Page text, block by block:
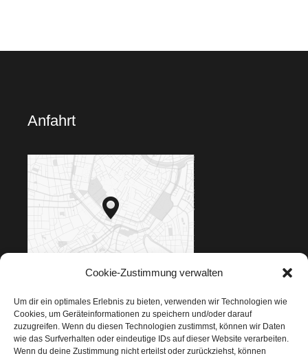
Cookie-Zustimmung verwalten
Um dir ein optimales Erlebnis zu bieten, verwenden wir Technologien wie
Cookies, um Geräteinformationen zu speichern und/oder darauf
zuzugreifen. Wenn du diesen Technologien zustimmst, können wir Daten
wie das Surfverhalten oder eindeutige IDs auf dieser Website verarbeiten.
Wenn du deine Zustimmung nicht erteilst oder zurückziehst, können
Anfahrt
Klicken für Google Maps